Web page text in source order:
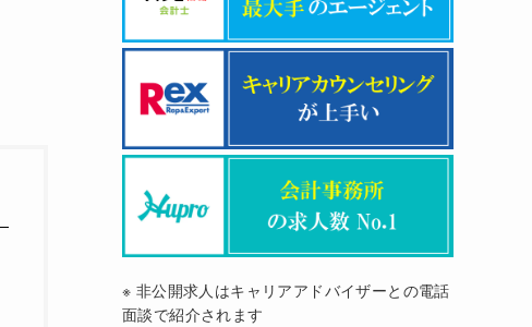
※ 非公開求人はキャリアアドバイザーとの電話
面談で紹介されます